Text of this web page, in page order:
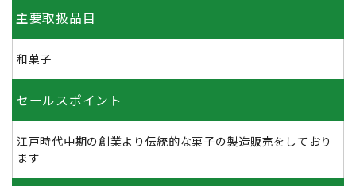
主要取扱品目
和菓子
セールスポイント
江戸時代中期の創業より伝統的な菓子の製造販売をしており
ます